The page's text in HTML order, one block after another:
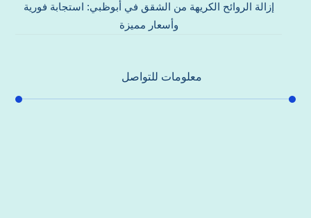
إزالة الروائح الكريهة من الشقق في أبوظبي: استجابة فورية
وأسعار مميزة
معلومات للتواصل